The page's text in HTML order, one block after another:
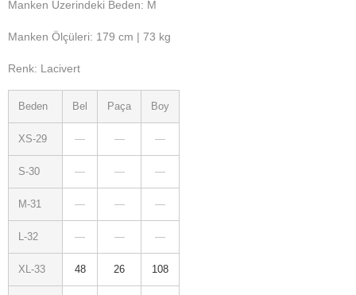
Manken Üzerindeki Beden: M
Manken Ölçüleri: 179 cm | 73 kg
Renk: Lacivert
Beden Bel Paça Boy
XS-29 — — —
S-30 — — —
M-31 — — —
L-32 — — —
XL-33 48 26 108